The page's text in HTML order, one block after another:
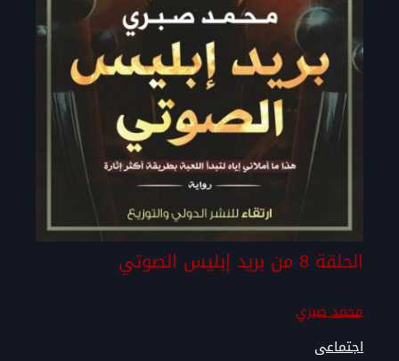
الحلقة 8 من بريد إبليس الصوتي
محمد صبري
اجتماعى